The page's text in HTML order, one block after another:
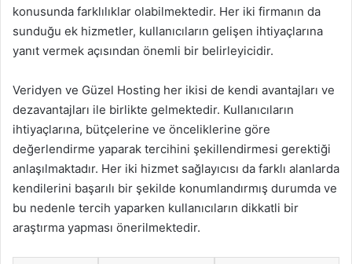
konusunda farklılıklar olabilmektedir. Her iki firmanın da
sunduğu ek hizmetler, kullanıcıların gelişen ihtiyaçlarına
yanıt vermek açısından önemli bir belirleyicidir.
Veridyen ve Güzel Hosting her ikisi de kendi avantajları ve
dezavantajları ile birlikte gelmektedir. Kullanıcıların
ihtiyaçlarına, bütçelerine ve önceliklerine göre
değerlendirme yaparak tercihini şekillendirmesi gerektiği
anlaşılmaktadır. Her iki hizmet sağlayıcısı da farklı alanlarda
kendilerini başarılı bir şekilde konumlandırmış durumda ve
bu nedenle tercih yaparken kullanıcıların dikkatli bir
araştırma yapması önerilmektedir.